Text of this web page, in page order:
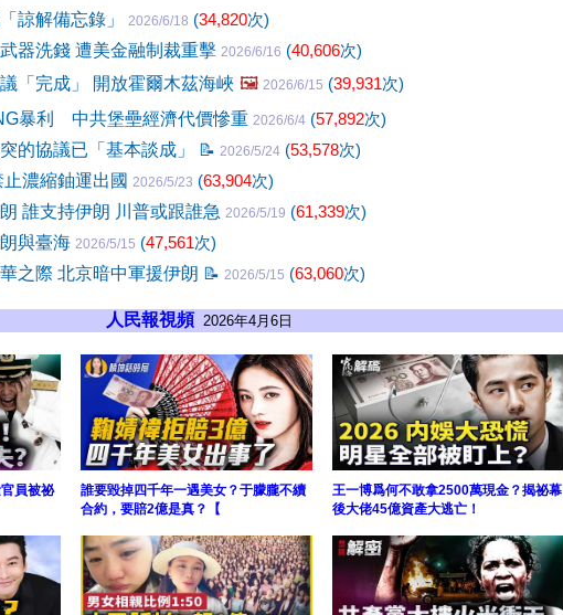
諒解備忘錄」 2026/6/18 (34,820次)
器洗錢 遭美金融制裁重擊 2026/6/16 (40,606次)
「完成」 開放霍爾木茲海峽 🖼️ 2026/6/15 (39,931次)
暴利 中共堡壘經濟代價慘重 2026/6/4 (57,892次)
的協議已「基本談成」 📝 2026/5/24 (53,578次)
濃縮鈾運出國 2026/5/23 (63,904次)
誰支持伊朗 川普或跟誰急 2026/5/19 (61,339次)
與臺海 2026/5/15 (47,561次)
之際 北京暗中軍援伊朗 📝 2026/5/15 (63,060次)
人民報視頻 2026年4月6日
員被祕
誰要毀掉四千年一遇美女？于朦朧不續
合約，要賠2億是真？【
王一博爲何不敢拿2500萬現金？揭祕幕
後大佬45億資產大逃亡！